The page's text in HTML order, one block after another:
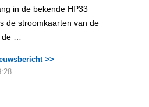
in de bekende HP33
de stroomkaarten van de
…
>>